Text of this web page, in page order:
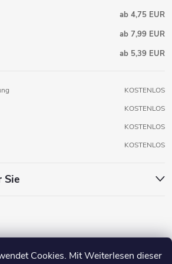
Cookies. Mit Weiterlesen dieser
ab 4,75 EUR
ab 7,99 EUR
ab 5,39 EUR
KOSTENLOS
KOSTENLOS
KOSTENLOS
KOSTENLOS
Sie